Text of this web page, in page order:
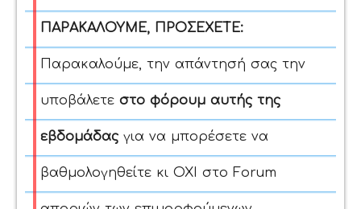
ΠΑΡΑΚΑΛΟΥΜΕ, ΠΡΟΣΕΧΕΤΕ:
Παρακαλούμε, την απάντησή σας την
υποβάλετε στο φόρουμ αυτής της
εβδομάδας για να μπορέσετε να
βαθμολογηθείτε κι ΟΧΙ στο Forum